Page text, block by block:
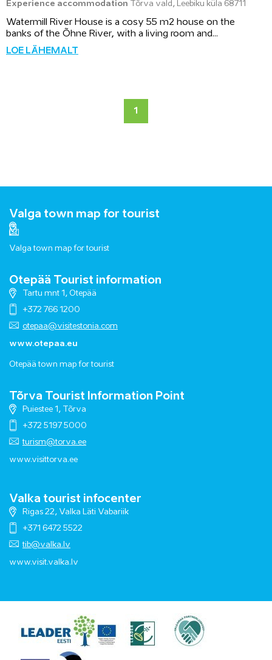
Experience accommodation Tõrva vald, Leebiku küla 68711
Watermill River House is a cosy 55 m2 house on the
banks of the Õhne River, with a living room and...
LOE LÄHEMALT
1
Valga town map for tourist
Valga town map for tourist
Otepää Tourist information
Tartu mnt 1, Otepää
+372 766 1200
otepaa@visitestonia.com
www.otepaa.eu
Otepää town map for tourist
Tõrva Tourist Information Point
Puiestee 1, Tõrva
+372 5197 5000
turism@torva.ee
www.visittorva.ee
Valka tourist infocenter
Rigas 22, Valka Läti Vabariik
+371 6472 5522
tib@valka.lv
www.visit.valka.lv